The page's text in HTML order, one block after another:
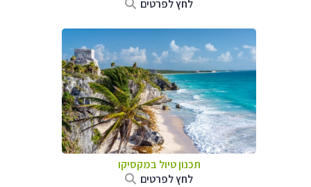
לחץ לפרטים
תכנון טיול במקסיקו
לחץ לפרטים